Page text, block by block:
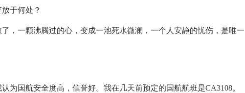
于何处？
，一颗沸腾过的心，变成一池死水微澜，一个人安静的忧伤，是唯一
为国航安全度高，信誉好。我在几天前预定的国航航班是CA3108。